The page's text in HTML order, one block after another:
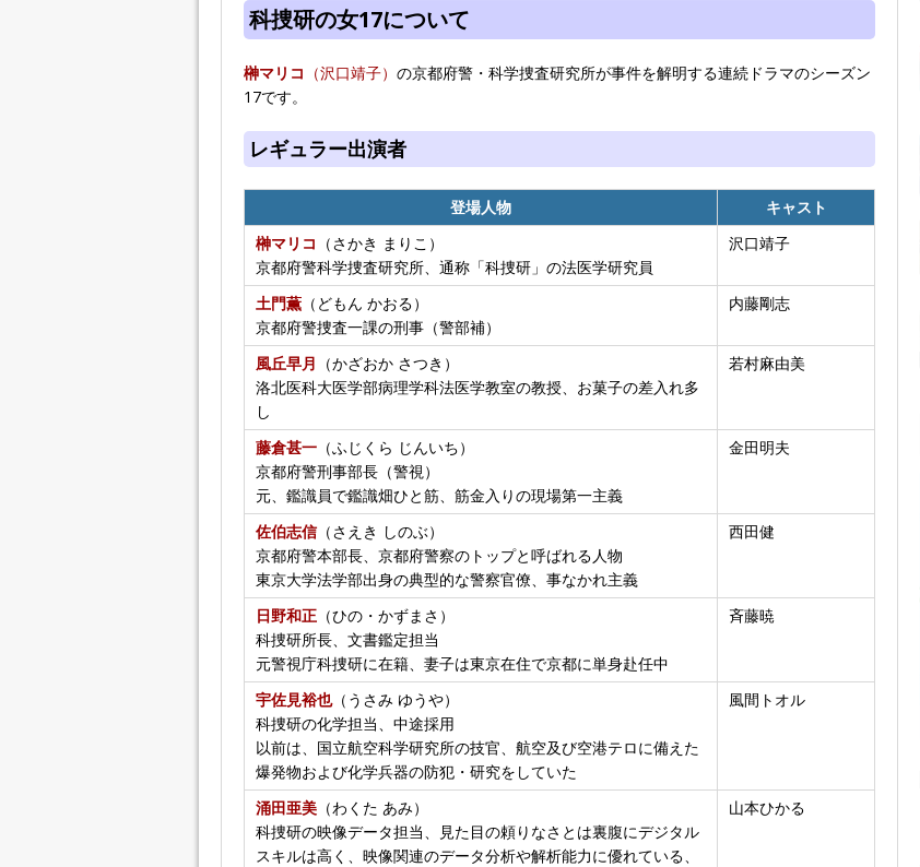
科捜研の女17について
榊マリコ （沢口靖子） の京都府警・科学捜査研究所が事件を解明する連続ドラマのシーズン
17です。
レギュラー出演者
登場人物
キャスト
榊マリコ （さかき まりこ）
京都府警科学捜査研究所、通称「科捜研」の法医学研究員
沢口靖子
土門薫 （どもん かおる）
京都府警捜査一課の刑事（警部補）
内藤剛志
風丘早月 （かざおか さつき）
洛北医科大医学部病理学科法医学教室の教授、お菓子の差入れ多
し
若村麻由美
藤倉甚一 （ふじくら じんいち）
京都府警刑事部長（警視）
元、鑑識員で鑑識畑ひと筋、筋金入りの現場第一主義
金田明夫
佐伯志信（さえき しのぶ）
京都府警本部長、京都府警察のトップと呼ばれる人物
東京大学法学部出身の典型的な警察官僚、事なかれ主義
西田健
日野和正 （ひの・かずまさ）
科捜研所長、文書鑑定担当
元警視庁科捜研に在籍、妻子は東京在住で京都に単身赴任中
斉藤暁
宇佐見裕也（うさみ ゆうや）
科捜研の化学担当、中途採用
以前は、国立航空科学研究所の技官、航空及び空港テロに備えた
爆発物および化学兵器の防犯・研究をしていた
風間トオル
涌田亜美 （わくた あみ）
科捜研の映像データ担当、見た目の頼りなさとは裏腹にデジタル
スキルは高く、映像関連のデータ分析や解析能力に優れている、
山本ひかる